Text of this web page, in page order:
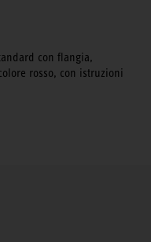
con flangia,
rosso, con istruzioni